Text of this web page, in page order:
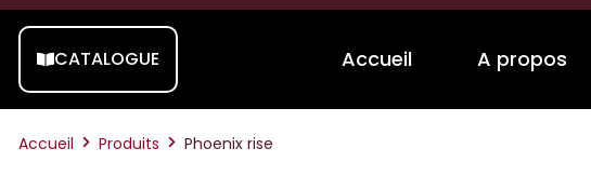
CATALOGUE Accueil A propos
Accueil Produits Phoenix rise